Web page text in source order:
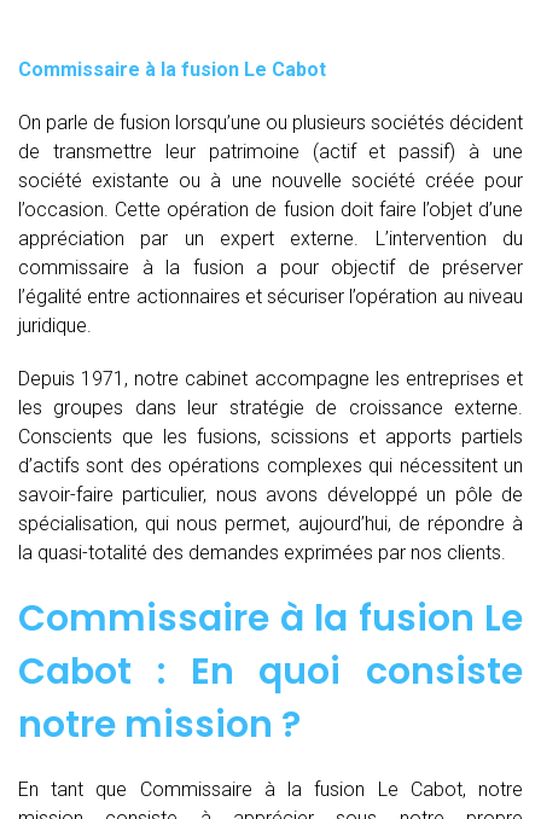
Commissaire à la fusion Le Cabot
On parle de fusion lorsqu’une ou plusieurs sociétés décident
de transmettre leur patrimoine (actif et passif) à une
société existante ou à une nouvelle société créée pour
l’occasion. Cette opération de fusion doit faire l’objet d’une
appréciation par un expert externe. L’intervention du
commissaire à la fusion
a pour objectif de préserver
l’égalité entre actionnaires et sécuriser l’opération au niveau
juridique.
Depuis 1971, notre cabinet accompagne les entreprises et
les groupes dans leur stratégie de croissance externe.
Conscients que les fusions, scissions et apports partiels
d’actifs sont des opérations complexes qui nécessitent un
savoir-faire particulier, nous avons développé un pôle de
spécialisation, qui nous permet, aujourd’hui, de répondre à
la quasi-totalité des demandes exprimées par nos clients.
Commissaire à la fusion Le
Cabot : En quoi consiste
notre mission ?
En tant que Commissaire à la fusion Le Cabot, notre